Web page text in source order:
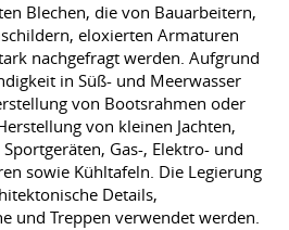
Blechen, die von Bauarbeitern,
eloxierten Armaturen
nachgefragt werden. Aufgrund
in Süß- und Meerwasser
von Bootsrahmen oder
von kleinen Jachten,
Gas-, Elektro- und
sowie Kühltafeln. Die Legierung
Details,
und Treppen verwendet werden.